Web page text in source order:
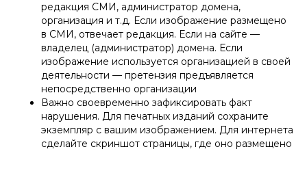
редакция СМИ, администратор домена,
организация и т.д. Если изображение размещено
в СМИ, отвечает редакция. Если на сайте —
владелец (администратор) домена. Если
изображение используется организацией в своей
деятельности — претензия предъявляется
непосредственно организации
Важно своевременно зафиксировать факт
нарушения. Для печатных изданий сохраните
экземпляр с вашим изображением. Для интернета
сделайте скриншот страницы, где оно размещено